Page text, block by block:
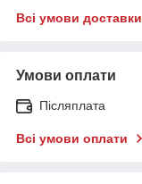
Всі умови доставки
Умови оплати
Післяплата
Всі умови оплати